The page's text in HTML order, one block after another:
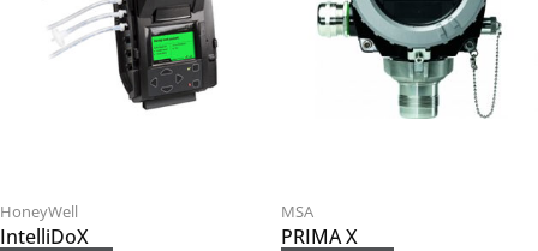
HoneyWell
IntelliDoX
MSA
PRIMA X